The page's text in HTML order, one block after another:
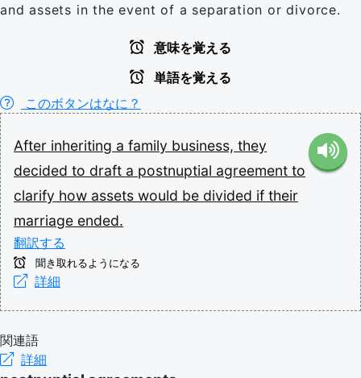
and assets in the event of a separation or divorce.
意味を覚える
単語を覚える
このボタンはなに？
After inheriting a family business, they
decided to draft a postnuptial agreement to
clarify how assets would be divided if their
marriage ended.
翻訳する
聞き取れるようになる
詳細
関連語
詳細